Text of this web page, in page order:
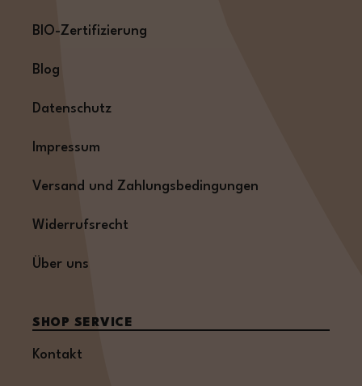
BIO-Zertifizierung
Blog
Datenschutz
Impressum
Versand und Zahlungsbedingungen
Widerrufsrecht
Über uns
SHOP SERVICE
Kontakt